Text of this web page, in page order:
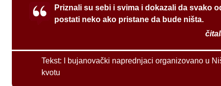
Priznali su sebi i svima i dokazali da svako
postati neko ako pristane da bude ništa.
Tekst:
I bujanovački naprednjaci organizovano u
kvotu